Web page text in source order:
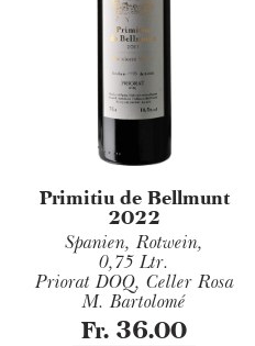
Primitiu de Bellmunt
2022
Spanien, Rotwein,
0,75 Ltr.
Priorat DOQ, Celler Rosa
M. Bartolomé
Fr. 36.00